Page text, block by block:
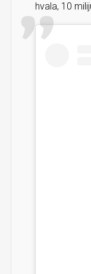
hvala, 10